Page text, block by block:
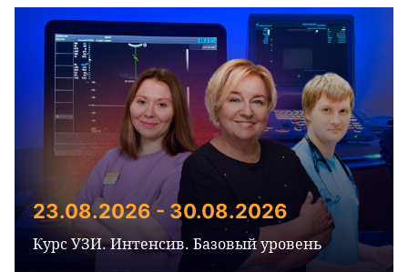
23.08.2026 - 30.08.2026
Курс УЗИ. Интенсив. Базовый уровень